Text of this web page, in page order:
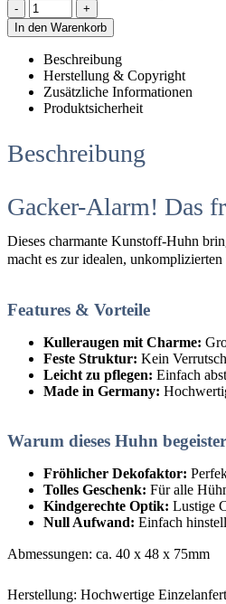
-
+
In den Warenkorb
Beschreibung
Herstellung & Copyright
Zusätzliche Informationen
Produktsicherheit
Beschreibung
Gacker-Alarm! Das
Dieses charmante Kunstoff-Huhn
macht es zur idealen,
Features & Vorteile
Kulleraugen mit Charme:
Feste Struktur: Kein
Leicht zu pflegen: Einfach
Made in Germany:
Warum dieses Huhn
Fröhlicher Dekofaktor:
Tolles Geschenk: Für alle
Kindgerechte Optik: Lustige
Null Aufwand: Einfach
Abmessungen: ca. 40 x 48 x 75mm
Herstellung: Hochwertige